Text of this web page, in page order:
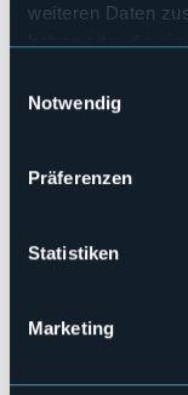
weiteren Daten
haben oder die
Notwendig
Präferenzen
Statistiken
Marketing
E-mail
https://
Goccia-di-Voci-
28921 - Verbania